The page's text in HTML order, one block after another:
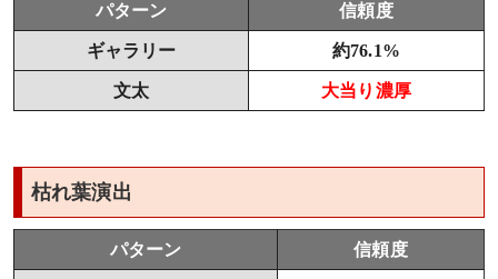
パターン 信頼度
ギャラリー 約76.1%
文太 大当り濃厚
枯れ葉演出
パターン 信頼度